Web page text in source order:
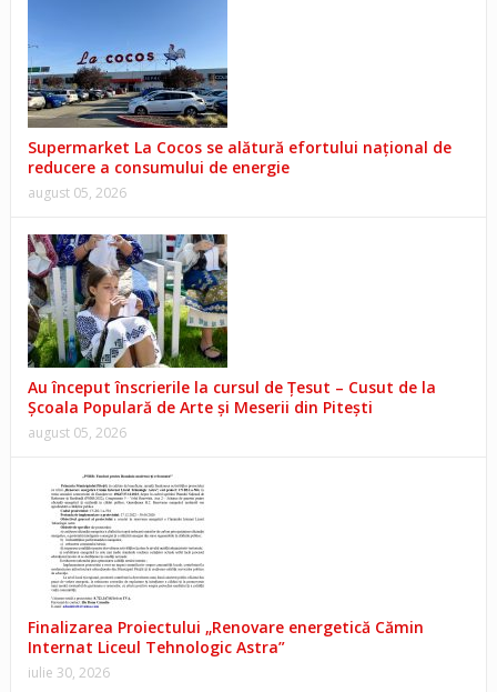
Supermarket La Cocos se alătură efortului național de
reducere a consumului de energie
august 05, 2026
Au început înscrierile la cursul de Țesut – Cusut de la
Școala Populară de Arte și Meserii din Pitești
august 05, 2026
Finalizarea Proiectului „Renovare energetică Cămin
Internat Liceul Tehnologic Astra”
iulie 30, 2026